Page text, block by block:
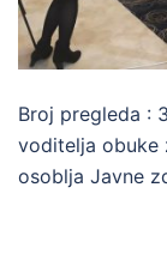
Broj pregleda :
voditelja obuke
osoblja Javne